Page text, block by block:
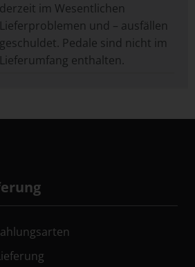
derzeit im Wesentlichen
Lieferproblemen und – ausfällen
geschuldet. Pedale sind nicht im
Lieferumfang enthalten.